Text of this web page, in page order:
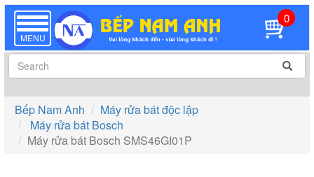
TOGGLE
NAVIGATION
MENU
0
Bếp Nam Anh
Máy rửa bát độc lập
Máy rửa bát Bosch
Máy rửa bát Bosch SMS46GI01P